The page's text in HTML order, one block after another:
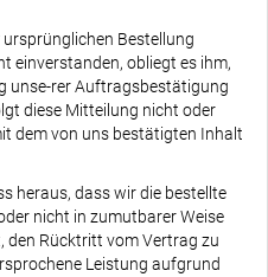
Bestellung
einverstanden, obliegt es ihm,
unse-rer Auftragsbestätigung
diese Mitteilung nicht oder
dem von uns bestätigten Inhalt
heraus, dass wir die bestellte
nicht in zumutbarer Weise
den Rücktritt vom Vertrag zu
Leistung aufgrund